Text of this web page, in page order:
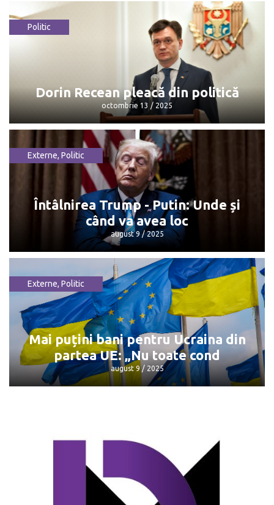
Maia Sandu: „Mulțumesc, Dorin, pentru
octombrie 13 / 2025
Politic
Dorin Recean pleacă din politică
octombrie 13 / 2025
Dorin Recean pleacă din politică
octombrie 13 / 2025
Externe, Politic
Întâlnirea Trump - Putin: Unde și
când va avea loc
august 9 / 2025
Întâlnirea Trump - Putin: Unde și când
va avea loc
august 9 / 2025
Externe, Politic
Mai puțini bani pentru Ucraina din
partea UE: „Nu toate cond
august 9 / 2025
Mai puțini bani pentru Ucraina din
partea UE: „Nu toate cond